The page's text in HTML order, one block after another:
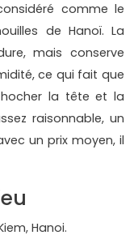
comme le
de Hanoï. La
mais conserve
ce qui fait que
la tête et la
raisonnable, un
un prix moyen, il
Hanoi.